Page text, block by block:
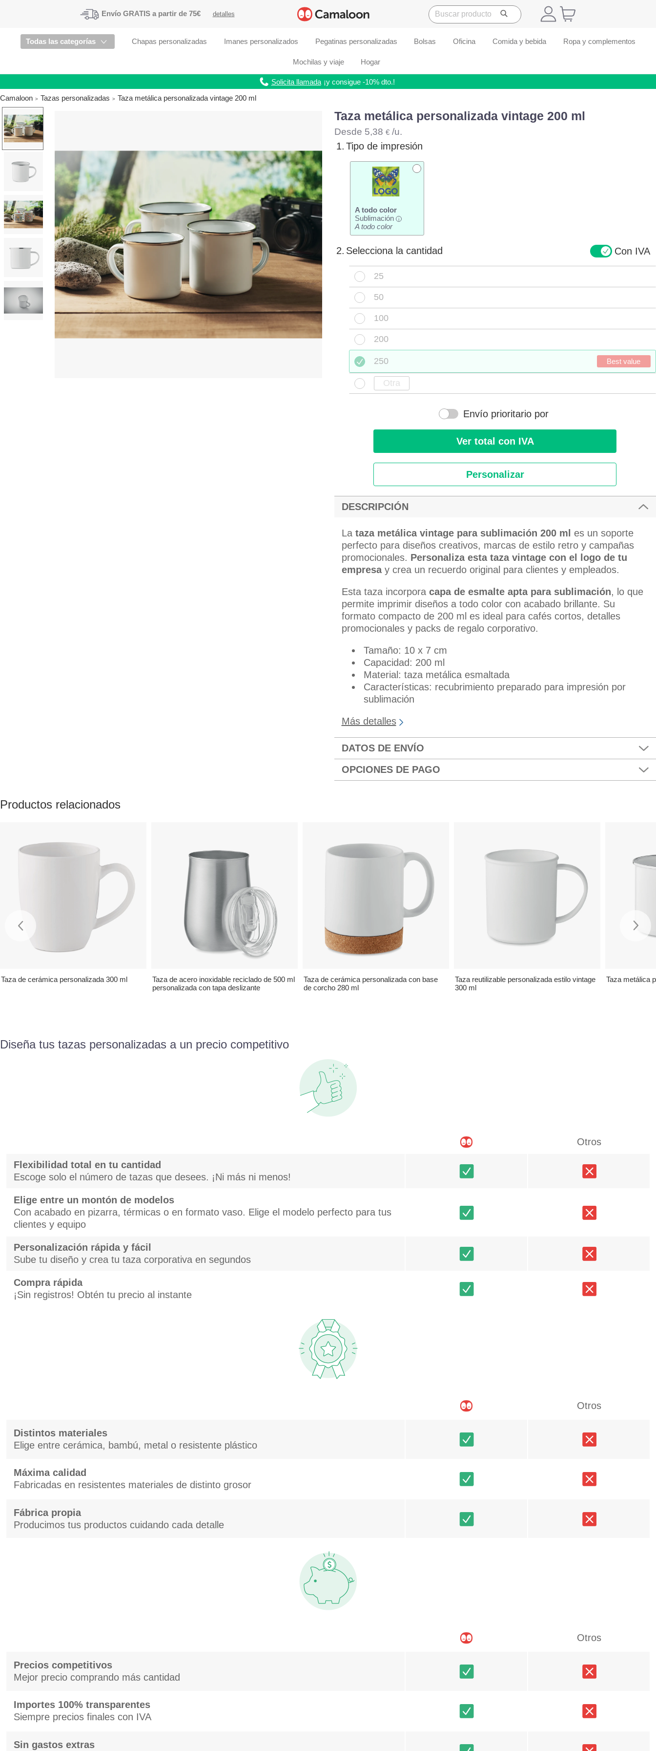
Envío GRATIS a partir de 75€ detalles
Todas las categorías Chapas personalizadas Imanes personalizados Pegatinas personalizadas Bolsas Oficina Comida y bebida Ropa y complementos
Mochilas y viaje Hogar
Solicita llamada ¡y consigue -10% dto.!
Camaloon
Tazas personalizadas Taza metálica personalizada vintage 200 ml
Taza metálica personalizada vintage 200 ml
Desde 5,38 €/u.
1. Tipo de impresión
A todo color
Sublimación
i
A todo color
2. Selecciona la cantidad Con IVA
25
50
100
200
250 Best value
Envío prioritario por
Ver total con IVA
Personalizar
DESCRIPCIÓN
La taza metálica vintage para sublimación 200 ml
es un soporte
perfecto para diseños creativos, marcas de estilo retro y campañas
promocionales. Personaliza esta taza vintage con el logo de tu
empresay crea un recuerdo original para clientes y empleados.
Esta taza incorpora capa de esmalte apta para sublimación, lo que
permite imprimir diseños a todo color con acabado brillante. Su
formato compacto de 200 ml es ideal para cafés cortos, detalles
promocionales y packs de regalo corporativo.
Tamaño: 10 x 7 cm
Capacidad: 200 ml
Material: taza metálica esmaltada
Características: recubrimiento preparado para impresión por
sublimación
Más detalles
DATOS DE ENVÍO
OPCIONES DE PAGO
Productos relacionados
Taza de cerámica personalizada 300 ml
Taza de acero inoxidable reciclado de 500 ml
personalizada con tapa deslizante
Taza de cerámica personalizada con base
de corcho 280 ml
Taza reutilizable personalizada estilo vintage
300 ml
Taza metálica
Diseña tus tazas personalizadas a un precio competitivo
Otros
Flexibilidad total en tu cantidad
Escoge solo el número de tazas que desees. ¡Ni más ni menos!
Elige entre un montón de modelos
Con acabado en pizarra, térmicas o en formato vaso. Elige el modelo perfecto para tus
clientes y equipo
Personalización rápida y fácil
Sube tu diseño y crea tu taza corporativa en segundos
Compra rápida
¡Sin registros! Obtén tu precio al instante
Otros
Distintos materiales
Elige entre cerámica, bambú, metal o resistente plástico
Máxima calidad
Fabricadas en resistentes materiales de distinto grosor
Fábrica propia
Producimos tus productos cuidando cada detalle
Otros
Precios competitivos
Mejor precio comprando más cantidad
Importes 100% transparentes
Siempre precios finales con IVA
Sin gastos extras